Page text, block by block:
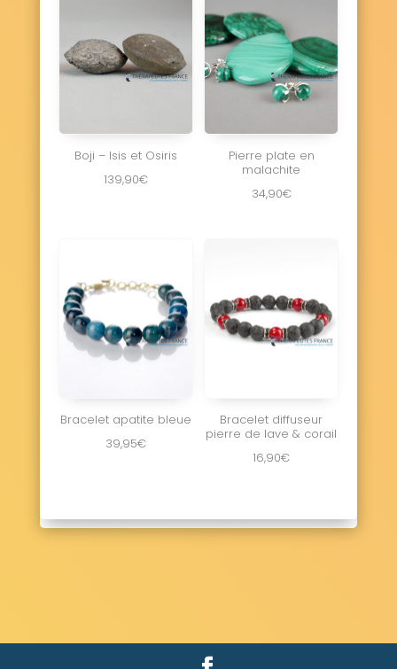
Boji – Isis et Osiris
139,90€
Pierre plate en
malachite
34,90€
Bracelet apatite bleue
39,95€
Bracelet diffuseur
pierre de lave & corail
16,90€